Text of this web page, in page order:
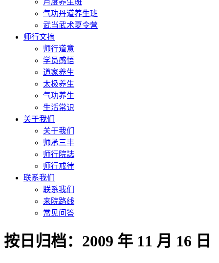
月度养生班
气功丹道养生班
武当武术夏令营
师行文摘
师行道意
学员感悟
道家养生
太极养生
气功养生
生活常识
关于我们
关于我们
师承三丰
师行院誌
师行戒律
联系我们
联系我们
来院路线
常见问答
按日归档： 2009 年 11 月 16 日